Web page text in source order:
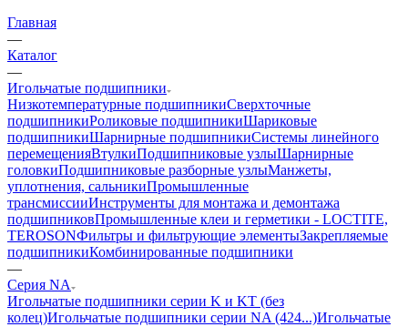
Главная
—
Каталог
—
Игольчатые подшипники
Низкотемпературные подшипникиСверхточные
подшипникиРоликовые подшипникиШариковые
подшипникиШарнирные подшипникиСистемы линейного
перемещенияВтулкиПодшипниковые узлыШарнирные
головкиПодшипниковые разборные узлыМанжеты,
уплотнения, сальникиПромышленные
трансмиссииИнструменты для монтажа и демонтажа
подшипниковПромышленные клеи и герметики - LOCTITE,
TEROSONФильтры и фильтрующие элементыЗакрепляемые
подшипникиКомбинированные подшипники
—
Серия NA
Игольчатые подшипники серии K и KT (без
колец)Игольчатые подшипники серии NA (424...)Игольчатые